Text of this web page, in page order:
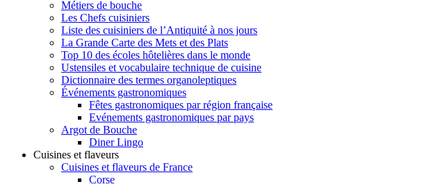
Métiers de bouche
Les Chefs cuisiniers
Liste des cuisiniers de l’Antiquité à nos jours
La Grande Carte des Mets et des Plats
Top 10 des écoles hôtelières dans le monde
Ustensiles et vocabulaire technique de cuisine
Dictionnaire des termes organoleptiques
Événements gastronomiques
Fêtes gastronomiques par région française
Evénements gastronomiques par pays
Argot de Bouche
Diner Lingo
Cuisines et flaveurs
Cuisines et flaveurs de France
Corse